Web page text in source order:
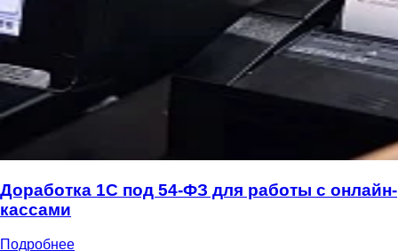
Доработка 1С под 54-ФЗ для работы с онлайн-
кассами
Подробнее